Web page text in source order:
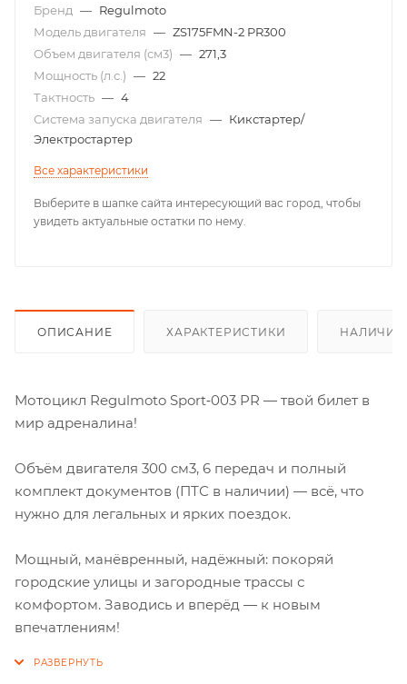
Бренд — Regulmoto
Модель двигателя — ZS175FMN-2 PR300
Объем двигателя (см3) — 271,3
Мощность (л.с.) — 22
Тактность — 4
Система запуска двигателя — Кикстартер/
Электростартер
Все характеристики
Выберите в шапке сайта интересующий вас город, чтобы
увидеть актуальные остатки по нему.
ОПИСАНИЕ ХАРАКТЕРИСТИКИ НАЛИЧИЕ
Мотоцикл Regulmoto Sport‑003 PR — твой билет в
мир адреналина!
Объём двигателя 300 см3, 6 передач и полный
комплект документов (ПТС в наличии) — всё, что
нужно для легальных и ярких поездок.
Мощный, манёвренный, надёжный: покоряй
городские улицы и загородные трассы с
комфортом. Заводись и вперёд — к новым
впечатлениям!